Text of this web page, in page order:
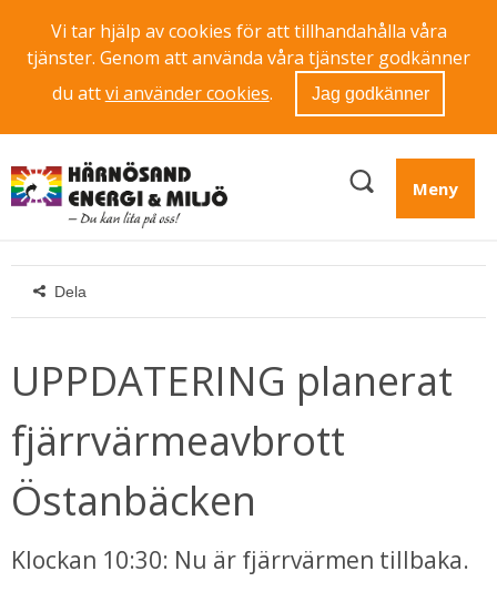
Vi tar hjälp av cookies för att tillhandahålla våra
tjänster. Genom att använda våra tjänster godkänner
du attvi använder cookies. Jag godkänner
Meny
Dela
UPPDATERING planerat
fjärrvärmeavbrott
Östanbäcken
Klockan 10:30: Nu är fjärrvärmen tillbaka.